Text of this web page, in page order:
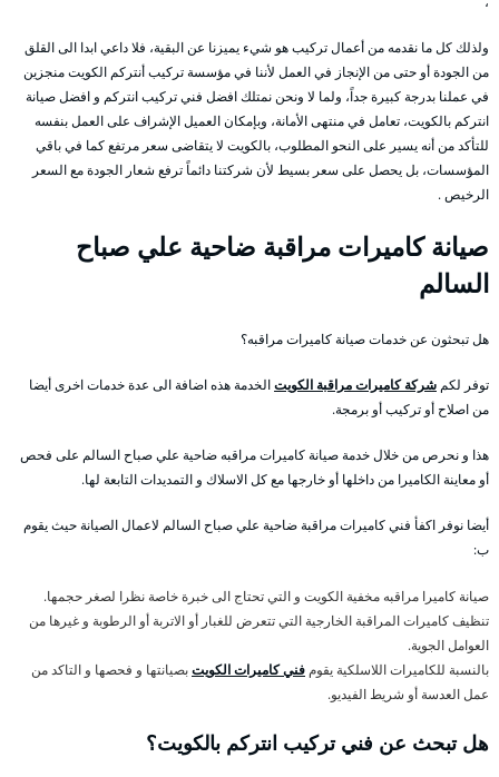
ولذلك كل ما نقدمه من أعمال تركيب هو شيء يميزنا عن البقية، فلا داعي ابدا الى القلق
من الجودة أو حتى من الإنجاز في العمل لأننا في مؤسسة تركيب أنتركم الكويت منجزين
في عملنا بدرجة كبيرة جداً، ولما لا ونحن نمتلك افضل فني تركيب انتركم و افضل صيانة
انتركم بالكويت، تعامل في منتهى الأمانة، وبإمكان العميل الإشراف على العمل بنفسه
للتأكد من أنه يسير على النحو المطلوب، بالكويت لا يتقاضى سعر مرتفع كما في باقي
المؤسسات، بل يحصل على سعر بسيط لأن شركتنا دائماً ترفع شعار الجودة مع السعر
الرخيص .
صيانة كاميرات مراقبة ضاحية علي صباح
السالم
هل تبحثون عن خدمات صيانة كاميرات مراقبه؟
توفر لكم شركة كاميرات مراقبة الكويتالخدمة هذه اضافة الى عدة خدمات اخرى أيضا
من اصلاح أو تركيب أو برمجة.
هذا و نحرص من خلال خدمة صيانة كاميرات مراقبه ضاحية علي صباح السالم على فحص
أو معاينة الكاميرا من داخلها أو خارجها مع كل الاسلاك و التمديدات التابعة لها.
أيضا نوفر اكفأ فني كاميرات مراقبة ضاحية علي صباح السالم لاعمال الصيانة حيث يقوم
ب:
صيانة كاميرا مراقبه مخفية الكويت و التي تحتاج الى خبرة خاصة نظرا لصغر حجمها.
تنظيف كاميرات المراقبة الخارجية التي تتعرض للغبار أو الاتربة أو الرطوبة و غيرها من
العوامل الجوية.
بالنسبة للكاميرات اللاسلكية يقوم فني كاميرات الكويتبصيانتها و فحصها و التاكد من
عمل العدسة أو شريط الفيديو.
هل تبحث عن فني تركيب انتركم بالكويت؟